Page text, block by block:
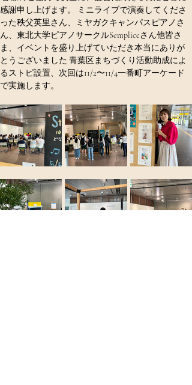
感謝申し上げます。 ミニライブで演奏してくださ
った秩父英里さん、ミヤガクキャンパスピアノさ
ん、東北大学ピアノサークルSempliceさん他皆さ
ま、イベントを盛り上げていただき本当にありが
とうございました 青葉区まちづくり活動助成によ
るストピ設置、次回は11/2〜11/4一番町アーケード
で実施します。